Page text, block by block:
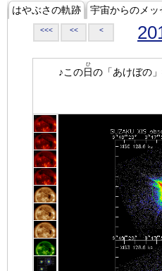
はやぶさの軌跡 宇宙からのメッ
<<< << <
♪この日
ひ
の「あけぼの」